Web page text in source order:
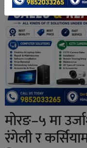
मोरङ–५ मा
रंगेली र